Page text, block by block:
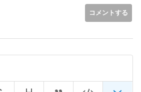
という方法も、このサイトで何度か出てい
考にするのも良いかもしれません。
へのログイン状態は保たれると思います
が、拡張機能の出すダイアログにでたワン
コメントする